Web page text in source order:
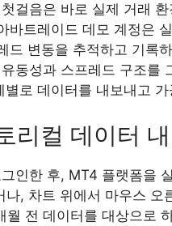
걸음은 바로 실제 거래
바트레이드 데모 계정은
드 변동을 추적하고 기록
동성과 스프레드 구조를
로 데이터를 내보내고
리컬 데이터
인한 후, MT4 플랫폼을
나, 차트 위에서 마우스 오
월 전 데이터를 대상으로